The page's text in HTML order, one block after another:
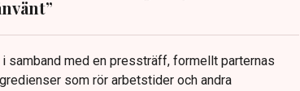
samband med en pressträff, formellt parternas
som rör arbetstider och andra